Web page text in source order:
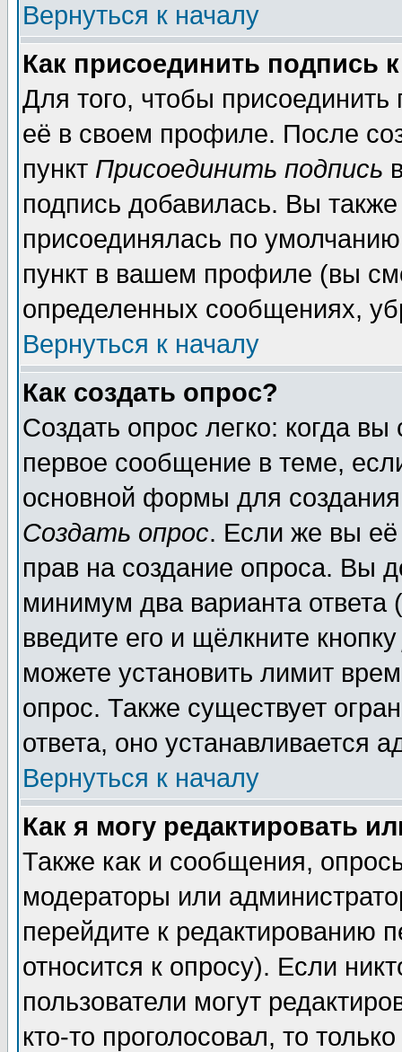
Вернуться к началу
Как присоединить подпись
Для того, чтобы
её в своем профиле. После
пункт Присоединить подпись
подпись добавилась. Вы
присоединялась по
пункт в вашем профиле (вы
определенных сообщениях,
Вернуться к началу
Как создать опрос?
Создать опрос легко: когда
первое сообщение в теме,
основной формы для
Создать опрос. Если же вы её
прав на создание опроса. Вы
минимум два варианта ответа
введите его и щёлкните
можете установить лимит
опрос. Также существует
ответа, оно устанавливается
Вернуться к началу
Как я могу редактировать
Также как и сообщения,
модераторы или
перейдите к редактированию
относится к опросу). Если
пользователи могут
кто-то проголосовал, то